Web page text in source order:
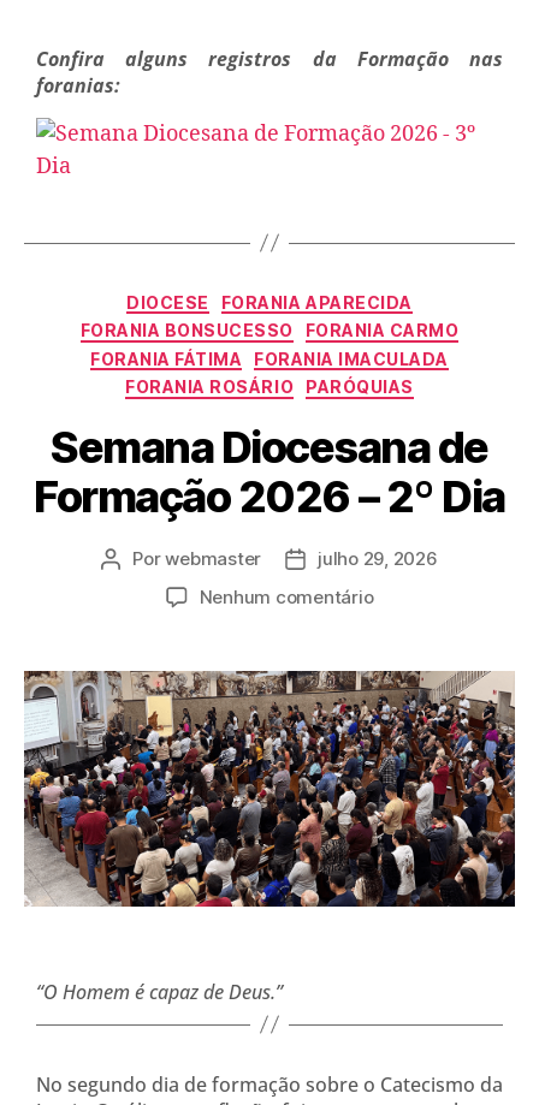
Confira alguns registros da Formação nas
foranias:
DIOCESE
FORANIA APARECIDA
FORANIA BONSUCESSO
FORANIA CARMO
FORANIA FÁTIMA
FORANIA IMACULADA
FORANIA ROSÁRIO
PARÓQUIAS
Semana Diocesana de
Formação 2026 – 2º Dia
Porwebmaster
julho 29, 2026
Nenhum comentário
“O Homem é capaz de Deus.”
No segundo dia de formação sobre o Catecismo da